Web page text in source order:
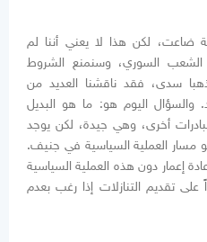
لكن هذا لا يعني أننا لم
السوري، وسنمنع الشروط
سدى، فقد ناقشنا العديد من
والسؤال اليوم هو: ما هو البديل
أخرى، وهي جيدة، لكن يوجد
مسار العملية السياسية في جنيف.
إعمار دون هذه العملية السياسية
تقديم التنازلات إذا رغب بعدم